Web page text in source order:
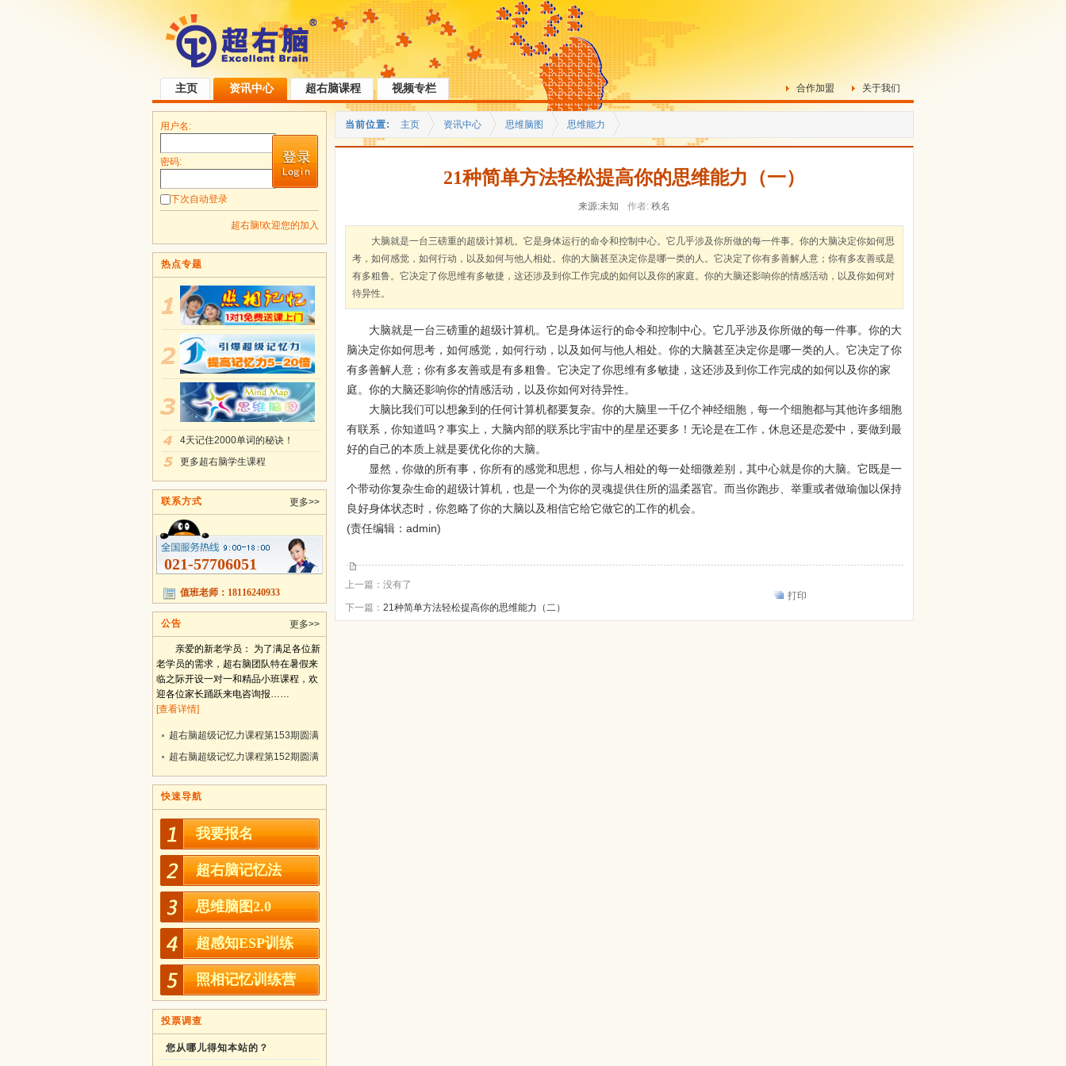
主页 资讯中心 超右脑课程 视频专栏 关于我们
合作加盟
当前位置: 主页 资讯中心 思维脑图 思维能力
21种简单方法轻松提高你的思维能力（一）
来源:未知 作者: 秩名
大脑就是一台三磅重的超级计算机。它是身体运行的命令和控制中心。它几乎涉及你所做的每一件事。你的大脑决定你如何思
考，如何感觉，如何行动，以及如何与他人相处。你的大脑甚至决定你是哪一类的人。它决定了你有多善解人意；你有多友善或是
有多粗鲁。它决定了你思维有多敏捷，这还涉及到你工作完成的如何以及你的家庭。你的大脑还影响你的情感活动，以及你如何对
待异性。
大脑就是一台三磅重的超级计算机。它是身体运行的命令和控制中心。它几乎涉及你所做的每一件事。你的大
脑决定你如何思考，如何感觉，如何行动，以及如何与他人相处。你的大脑甚至决定你是哪一类的人。它决定了你
有多善解人意；你有多友善或是有多粗鲁。它决定了你思维有多敏捷，这还涉及到你工作完成的如何以及你的家
庭。你的大脑还影响你的情感活动，以及你如何对待异性。
大脑比我们可以想象到的任何计算机都要复杂。你的大脑里一千亿个神经细胞，每一个细胞都与其他许多细胞
有联系，你知道吗？事实上，大脑内部的联系比宇宙中的星星还要多！无论是在工作，休息还是恋爱中，要做到最
好的自己的本质上就是要优化你的大脑。
显然，你做的所有事，你所有的感觉和思想，你与人相处的每一处细微差别，其中心就是你的大脑。它既是一
个带动你复杂生命的超级计算机，也是一个为你的灵魂提供住所的温柔器官。而当你跑步、举重或者做瑜伽以保持
良好身体状态时，你忽略了你的大脑以及相信它给它做它的工作的机会。
(责任编辑：admin)
上一篇：没有了
下一篇： 21种简单方法轻松提高你的思维能力（二）
打印
用户名:
密码:
下次自动登录
超右脑!欢迎您的加入
热点专题
4天记住2000单词的秘诀！
更多超右脑学生课程
联系方式 更多>>
021-57706051
值班老师：18116240933
公告 更多>>
亲爱的新老学员： 为了满足各位新
老学员的需求，超右脑团队特在暑假来
临之际开设一对一和精品小班课程，欢
迎各位家长踊跃来电咨询报……
[查看详情]
超右脑超级记忆力课程第153期圆满
结业！
超右脑超级记忆力课程第152期圆满
结业！
快速导航
我要报名
超右脑记忆法
思维脑图2.0
超感知ESP训练
照相记忆训练营
投票调查
您从哪儿得知本站的？